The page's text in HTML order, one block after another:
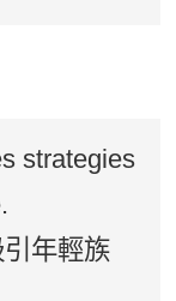
strategies
年輕族